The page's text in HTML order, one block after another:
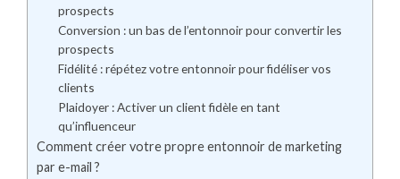
prospects
Conversion : un bas de l’entonnoir pour convertir les
prospects
Fidélité : répétez votre entonnoir pour fidéliser vos
clients
Plaidoyer : Activer un client fidèle en tant
qu’influenceur
Comment créer votre propre entonnoir de marketing
par e-mail ?